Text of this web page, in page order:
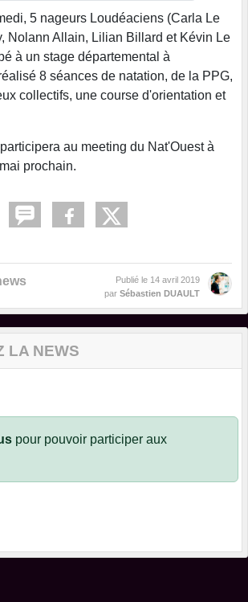
5 nageurs Loudéaciens (Carla Le
Nolann Allain, Lilian Billard et Kévin Le
à un stage départemental à
8 séances de natation, de la PPG,
collectifs, une course d'orientation et
au meeting du Nat'Ouest à
prochain.
Publié le 14 avril 2019
par Sébastien DUAULT
LA NEWS
pour pouvoir participer aux